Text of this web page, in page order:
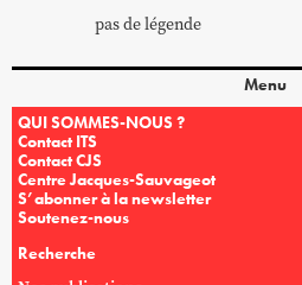
pas de légende
Menu
QUI SOMMES-NOUS ?
Contact ITS
Contact CJS
Centre Jacques-Sauvageot
S’abonner à la newsletter
Soutenez-nous
Recherche